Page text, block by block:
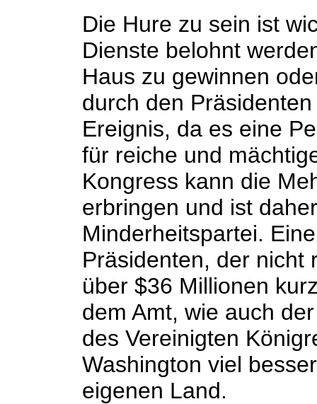
Die Hure zu sein ist
Dienste belohnt
Haus zu gewinnen
durch den
Ereignis, da es eine
für reiche und
Kongress kann die
erbringen und ist
Minderheitspartei.
Präsidenten, der nicht
über $36 Millionen
dem Amt, wie auch
des Vereinigten
Washington viel
eigenen Land.